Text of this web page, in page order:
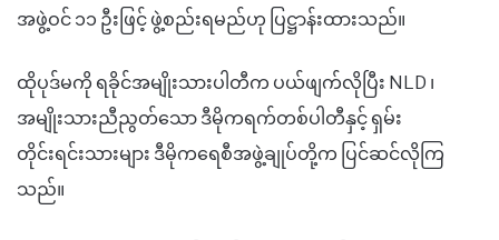
အဖွဲ့ဝင် ၁၁ ဦးဖြင့် ဖွဲ့စည်းရမည်ဟု ပြဋ္ဌာန်းထားသည်။
ထိုပုဒ်မကို ရခိုင်အမျိုးသားပါတီက ပယ်ဖျက်လိုပြီး NLD ၊
အမျိုးသားညီညွတ်သော ဒီမိုကရက်တစ်ပါတီနှင့် ရှမ်း
တိုင်းရင်းသားများ ဒီမိုကရေစီအဖွဲ့ချုပ်တို့က ပြင်ဆင်လိုကြ
သည်။